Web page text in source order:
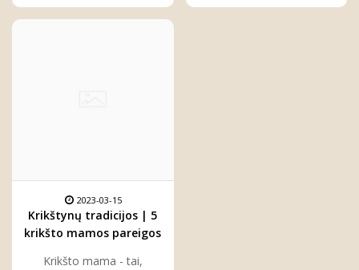
2023-03-15
Krikštynų tradicijos | 5
krikšto mamos pareigos
Krikšto mama - tai,